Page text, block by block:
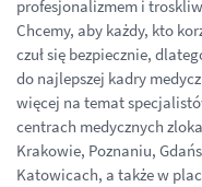
profesjonalizmem i
Chcemy, aby każdy, kto
czuł się bezpiecznie,
do najlepszej kadry
więcej na temat
centrach medycznych
Krakowie, Poznaniu,
Katowicach, a także w